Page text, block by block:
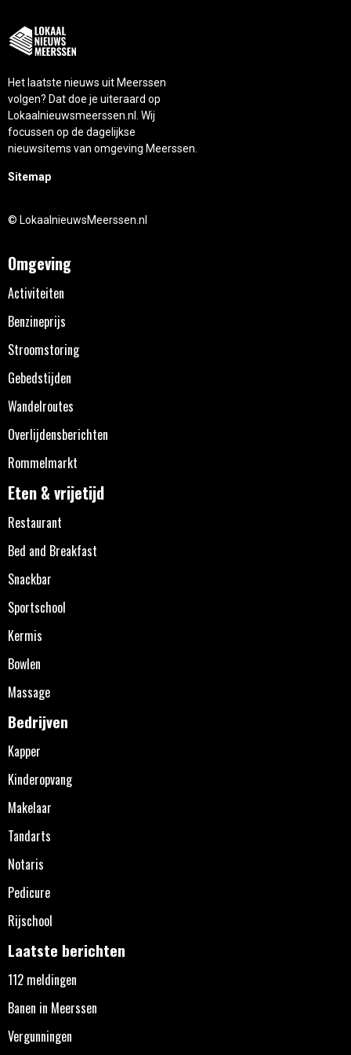
Het laatste nieuws uit Meerssen
volgen? Dat doe je uiteraard op
Lokaalnieuwsmeerssen.nl. Wij
focussen op de dagelijkse
nieuwsitems van omgeving Meerssen.
Sitemap
© LokaalnieuwsMeerssen.nl
Omgeving
Activiteiten
Benzineprijs
Stroomstoring
Gebedstijden
Wandelroutes
Overlijdensberichten
Rommelmarkt
Eten & vrijetijd
Restaurant
Bed and Breakfast
Snackbar
Sportschool
Kermis
Bowlen
Massage
Bedrijven
Kapper
Kinderopvang
Makelaar
Tandarts
Notaris
Pedicure
Rijschool
Laatste berichten
112 meldingen
Banen in Meerssen
Vergunningen